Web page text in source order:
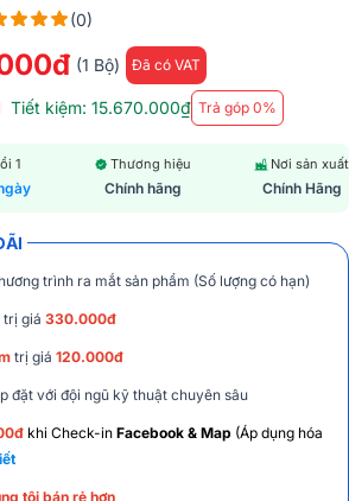
(0)
(1 Bộ) Đã có VAT
Tiết kiệm: 15.670.000₫ Trả góp 0%
1 Thương hiệu
Chính hãng
Nơi sản xuất
Chính Hãng
trình ra mắt sản phẩm (Số lượng có hạn)
trị giá 330.000đ
trị giá 120.000đ
đặt với đội ngũ kỹ thuật chuyên sâu
khi Check-in Facebook & Map (Áp dụng hóa
tôi bán rẻ hơn